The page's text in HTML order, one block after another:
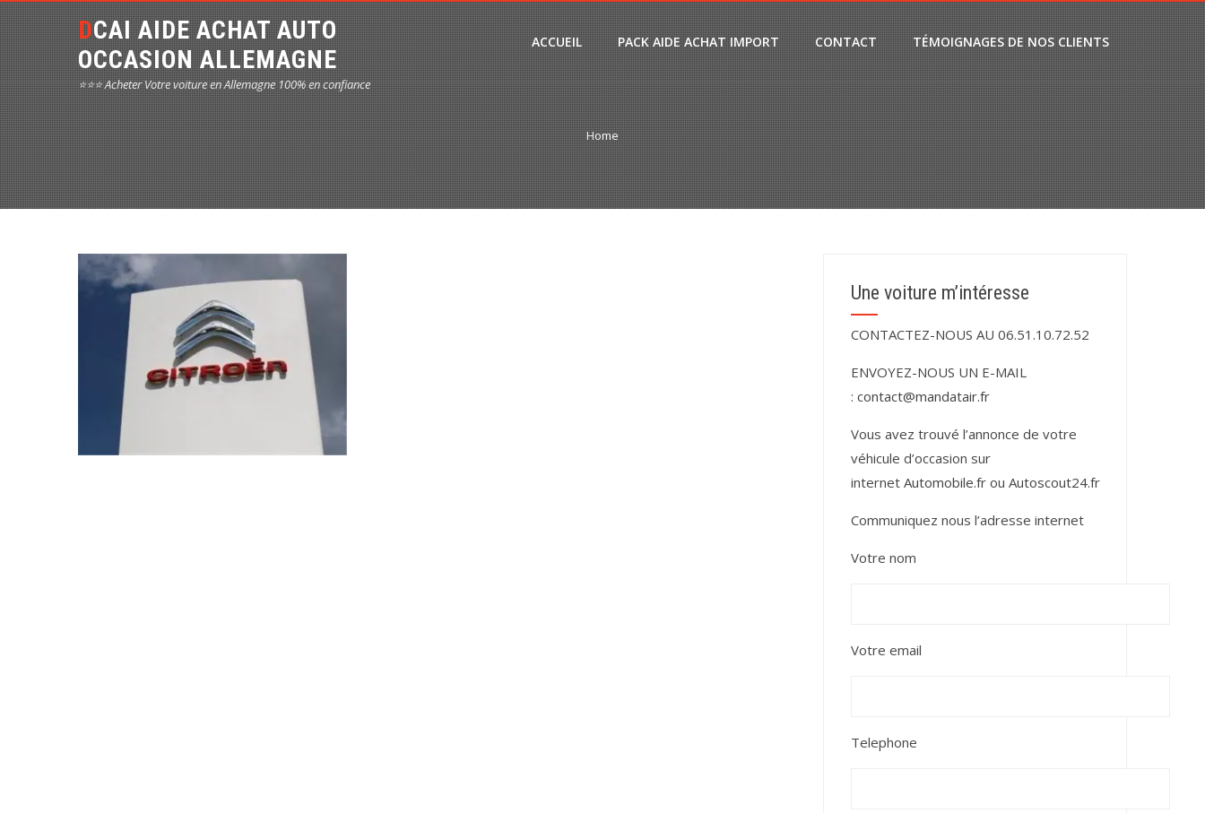
DCAI AIDE ACHAT AUTO
OCCASION ALLEMAGNE
⭐⭐⭐ Acheter Votre voiture en Allemagne 100% en confiance
ACCUEIL PACK AIDE ACHAT IMPORT CONTACT TÉMOIGNAGES DE NOS CLIENTS
Home
Une voiture m’intéresse
CONTACTEZ-NOUS AU 06.51.10.72.52
ENVOYEZ-NOUS UN E-MAIL
: contact@mandatair.fr
Vous avez trouvé l’annonce de votre
véhicule d’occasion sur
internet Automobile.frou Autoscout24.fr
Communiquez nous l’adresse internet
Votre nom
Votre email
Telephone